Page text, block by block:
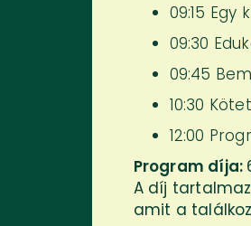
09:15
09:30
09:45
10:30
12:00
Program díja:
A díj
amit a